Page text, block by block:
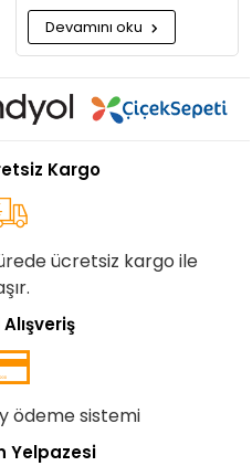
başında meme ucu yaraları
ve emzirme sırasında
hissedilen acı gelir.
Devamını oku
Kargo
ücretsiz kargo ile
ödeme sistemi
Yelpazesi